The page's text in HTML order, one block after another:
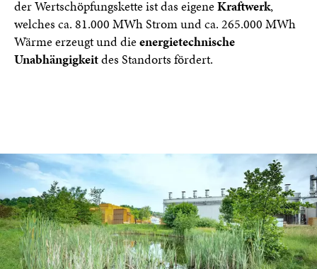
der Wertschöpfungskette ist das eigeneKraftwerk,
welches ca. 81.000 MWh Strom und ca. 265.000 MWh
Wärme erzeugt und dieenergietechnische
Unabhängigkeitdes Standorts fördert.